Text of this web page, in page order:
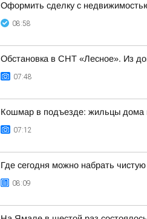
Оформить сделку с
08:58
Обстановка в СНТ «Лесное». Из
07:48
Кошмар в подъезде: жильцы дома
07:12
Где сегодня можно набрать
08:09